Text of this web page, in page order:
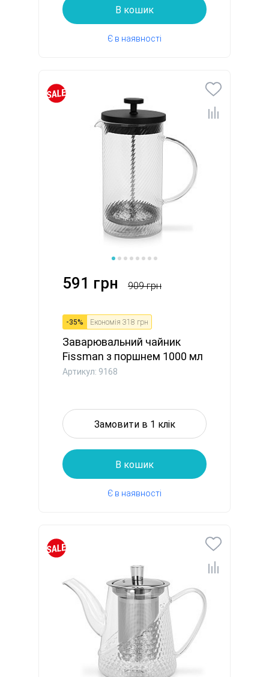
В кошик
Є в наявності
591 грн 909 грн
-35% Економія 318 грн
Заварювальний чайник
Fissman з поршнем 1000 мл
скл...
Артикул: 9168
Замовити в 1 клік
В кошик
Є в наявності